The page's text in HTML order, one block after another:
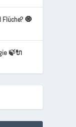
Flüche? 🧿
🍃🔌